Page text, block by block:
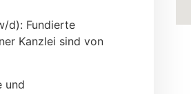
d): Fundierte
Kanzlei sind von
und